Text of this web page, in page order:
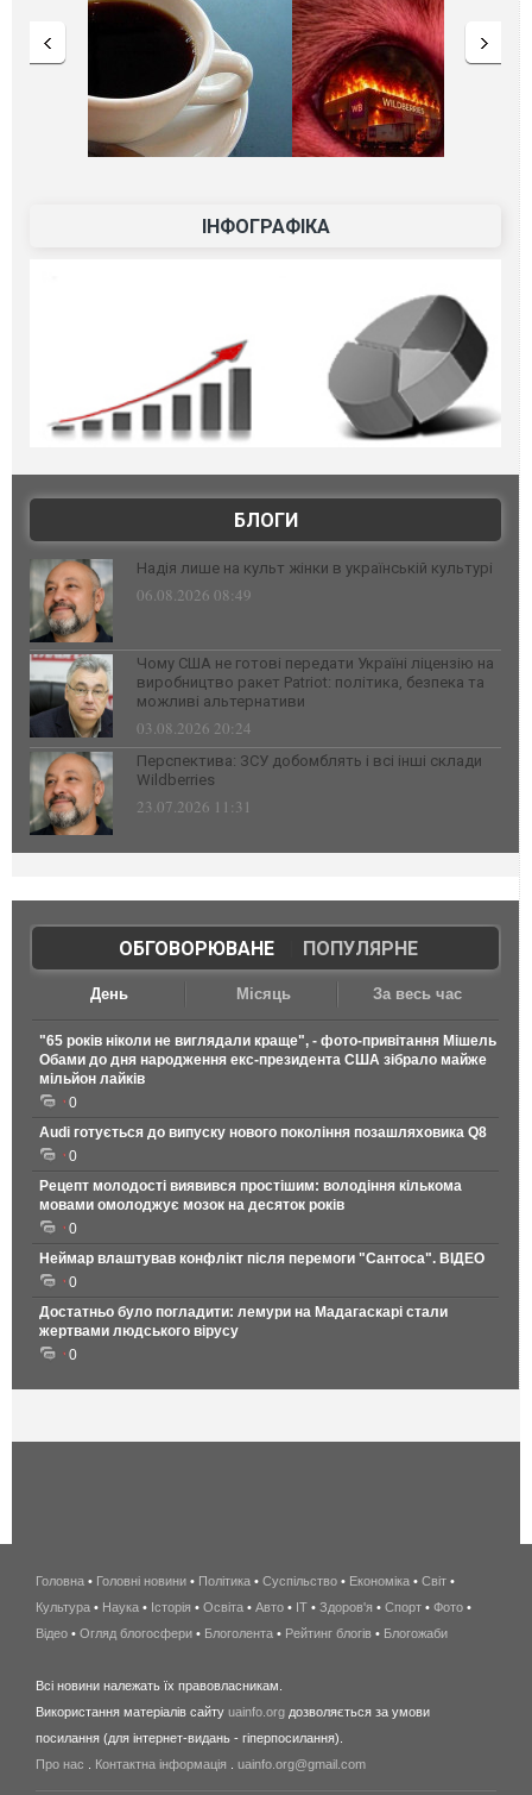
ІНФОГРАФІКА
БЛОГИ
Надія лише на культ жінки в українській культурі
06.08.2026 08:49
Чому США не готові передати Україні ліцензію на
виробництво ракет Patriot: політика, безпека та
можливі альтернативи
03.08.2026 20:24
Перспектива: ЗСУ добомблять і всі інші склади
Wildberries
23.07.2026 11:31
ОБГОВОРЮВАНЕ| ПОПУЛЯРНЕ
День Місяць За весь час
"65 років ніколи не виглядали краще", - фото-привітання Мішель
Обами до дня народження екс-президента США зібрало майже
мільйон лайків
0
Audi готується до випуску нового покоління позашляховика Q8
0
Рецепт молодості виявився простішим: володіння кількома
мовами омолоджує мозок на десяток років
0
Неймар влаштував конфлікт після перемоги "Сантоса". ВІДЕО
0
Достатньо було погладити: лемури на Мадагаскарі стали
жертвами людського вірусу
0
беспроводной
интернет
киев
wimax
в
Головна • Головні новини • Політика • Суспільство • Економіка • Світ •
Культура • Наука • Історія • Освіта • Авто • IT • Здоров'я • Спорт • Фото •
Відео • Огляд блогосфери • Блоголента • Рейтинг блогів • Блогожаби
Всі новини належать їх правовласникам.
Використання матеріалів сайту uainfo.org дозволяється за умови
посилання (для інтернет-видань - гіперпосилання).
Про нас
Контактна інформація uainfo.org@gmail.com